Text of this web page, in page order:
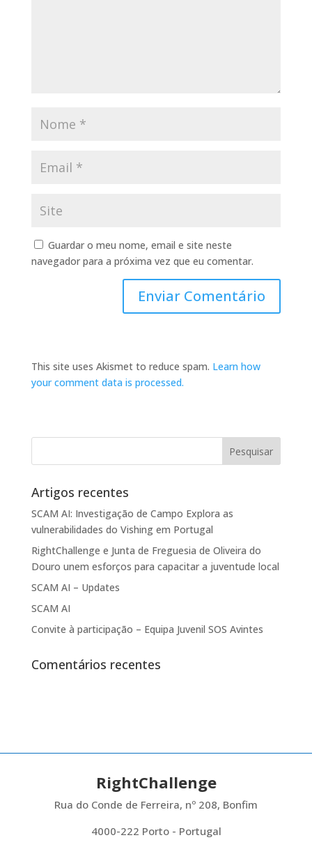
Guardar o meu nome, email e site neste
navegador para a próxima vez que eu comentar.
This site uses Akismet to reduce spam. Learn how
your comment data is processed.
Artigos recentes
SCAM AI: Investigação de Campo Explora as
vulnerabilidades do Vishing em Portugal
RightChallenge e Junta de Freguesia de Oliveira do
Douro unem esforços para capacitar a juventude local
SCAM AI – Updates
SCAM AI
Convite à participação – Equipa Juvenil SOS Avintes
Comentários recentes
RightChallenge
Rua do Conde de Ferreira, nº 208, Bonfim
4000-222 Porto - Portugal